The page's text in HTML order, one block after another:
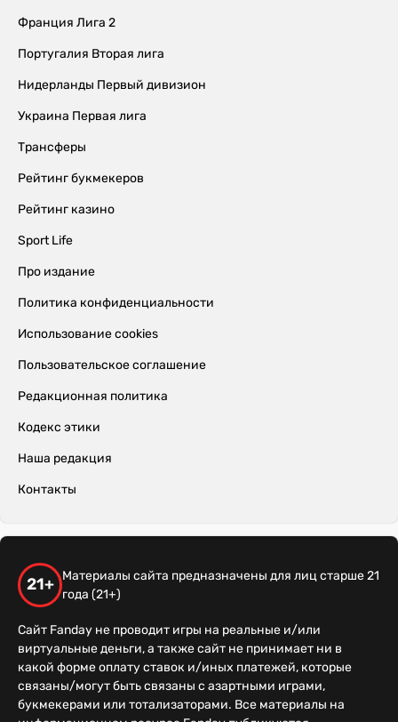
Франция Лига 2
Португалия Вторая лига
Нидерланды Первый дивизион
Украина Первая лига
Трансферы
Рейтинг букмекеров
Рейтинг казино
Sport Life
Про издание
Политика конфиденциальности
Использование cookies
Пользовательское соглашение
Редакционная политика
Кодекс этики
Наша редакция
Контакты
21+
Материалы сайта предназначены для лиц старше 21
года (21+)
Сайт Fanday не проводит игры на реальные и/или
виртуальные деньги, а также сайт не принимает ни в
какой форме оплату ставок и/иных платежей, которые
связаны/могут быть связаны с азартными играми,
букмекерами или тотализаторами. Все материалы на